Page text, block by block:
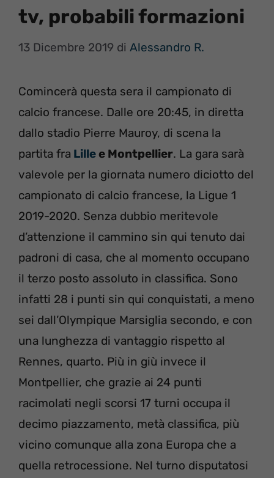
tv, probabili formazioni
13 Dicembre 2019 di Alessandro R.
Comincerà questa sera il campionato di
calcio francese. Dalle ore 20:45, in diretta
dallo stadio Pierre Mauroy, di scena la
partita fra Lillee Montpellier. La gara sarà
valevole per la giornata numero diciotto del
campionato di calcio francese, la Ligue 1
2019-2020. Senza dubbio meritevole
d’attenzione il cammino sin qui tenuto dai
padroni di casa, che al momento occupano
il terzo posto assoluto in classifica. Sono
infatti 28 i punti sin qui conquistati, a meno
sei dall’Olympique Marsiglia secondo, e con
una lunghezza di vantaggio rispetto al
Rennes, quarto. Più in giù invece il
Montpellier, che grazie ai 24 punti
racimolati negli scorsi 17 turni occupa il
decimo piazzamento, metà classifica, più
vicino comunque alla zona Europa che a
quella retrocessione. Nel turno disputatosi